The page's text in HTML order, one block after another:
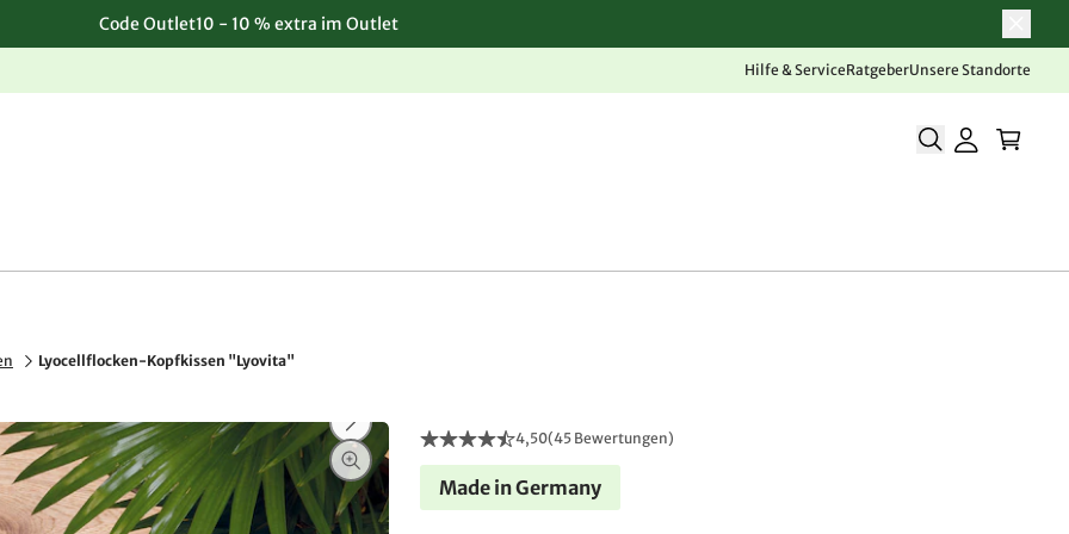
Code Outlet10 - 10 % extra im Outlet
Hilfe & ServiceRatgeberUnsere Standorte
Lyocellflocken-Kopfkissen "Lyovita"
4,50(45 Bewertungen)
Made in Germany